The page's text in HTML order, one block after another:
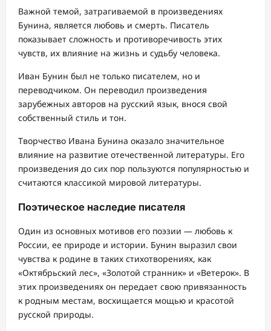
Важной темой, затрагиваемой в произведениях
Бунина, является любовь и смерть. Писатель
показывает сложность и противоречивость этих
чувств, их влияние на жизнь и судьбу человека.
Иван Бунин был не только писателем, но и
переводчиком. Он переводил произведения
зарубежных авторов на русский язык, внося свой
собственный стиль и тон.
Творчество Ивана Бунина оказало значительное
влияние на развитие отечественной литературы. Его
произведения до сих пор пользуются популярностью и
считаются классикой мировой литературы.
Поэтическое наследие писателя
Один из основных мотивов его поэзии — любовь к
России, ее природе и истории. Бунин выразил свои
чувства к родине в таких стихотворениях, как
«Октябрьский лес», «Золотой странник» и «Ветерок». В
этих произведениях он передает свою привязанность
к родным местам, восхищается мощью и красотой
русской природы.